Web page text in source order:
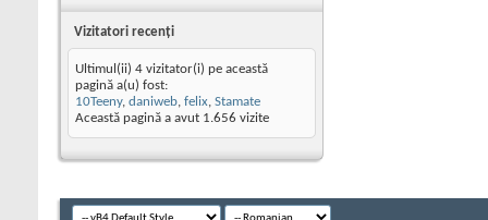
Vizitatori recenţi
Ultimul(ii) 4 vizitator(i) pe această
pagină a(u) fost:
10Teeny, daniweb, felix, Stamate
Această pagină a avut 1.656 vizite